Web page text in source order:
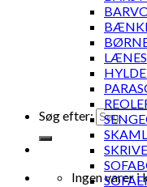
Søg efter:
Ingen varer i